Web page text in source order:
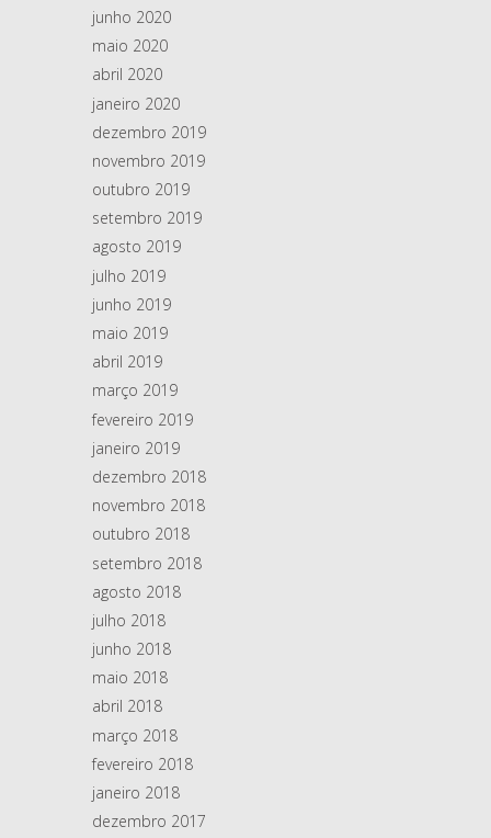
junho 2020
maio 2020
abril 2020
janeiro 2020
dezembro 2019
novembro 2019
outubro 2019
setembro 2019
agosto 2019
julho 2019
junho 2019
maio 2019
abril 2019
março 2019
fevereiro 2019
janeiro 2019
dezembro 2018
novembro 2018
outubro 2018
setembro 2018
agosto 2018
julho 2018
junho 2018
maio 2018
abril 2018
março 2018
fevereiro 2018
janeiro 2018
dezembro 2017